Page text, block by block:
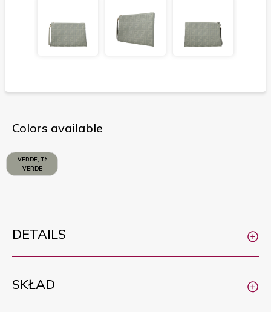
Colors available
VERDE, Tè
VERDE
DETAILS
SKŁAD